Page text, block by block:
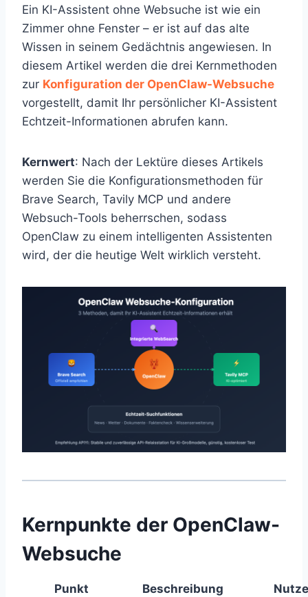
Ein KI-Assistent ohne Websuche ist wie ein
Zimmer ohne Fenster – er ist auf das alte
Wissen in seinem Gedächtnis angewiesen. In
diesem Artikel werden die drei Kernmethoden
zur Konfiguration der OpenClaw-Websuche
vorgestellt, damit Ihr persönlicher KI-Assistent
Echtzeit-Informationen abrufen kann.
Kernwert: Nach der Lektüre dieses Artikels
werden Sie die Konfigurationsmethoden für
Brave Search, Tavily MCP und andere
Websuch-Tools beherrschen, sodass
OpenClaw zu einem intelligenten Assistenten
wird, der die heutige Welt wirklich versteht.
Kernpunkte der OpenClaw-
Websuche
Punkt Beschreibung